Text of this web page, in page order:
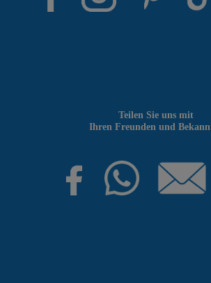
Teilen Sie uns mit
Ihren Freunden und